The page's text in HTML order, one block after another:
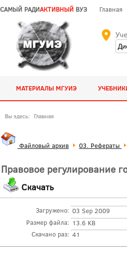
САМЫЙ РАДИАКТИВНЫЙ ВУЗ Главная
МАТЕРИАЛЫ МГУИЭ
Вы здесь: Главная
Файловый архив 03. Рефераты
Правовое регулирование
Скачать
Загружено: 03 Sep 2009
Размер файла: 13.6 KB
Скачано раз: 41